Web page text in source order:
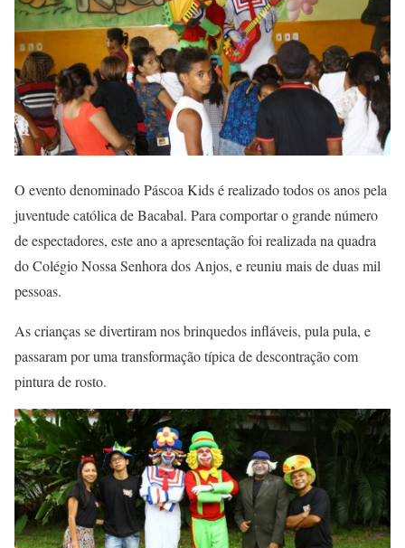
O evento denominado Páscoa Kids é realizado todos os anos pela
juventude católica de Bacabal. Para comportar o grande número
de espectadores, este ano a apresentação foi realizada na quadra
do Colégio Nossa Senhora dos Anjos, e reuniu mais de duas mil
pessoas.
As crianças se divertiram nos brinquedos infláveis, pula pula, e
passaram por uma transformação típica de descontração com
pintura de rosto.